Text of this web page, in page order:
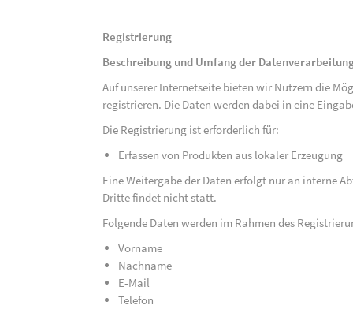
Registrierung
Beschreibung und Umfang der
Auf unserer Internetseite bieten wir Nutzern die
registrieren. Die Daten werden dabei in eine
Die Registrierung ist erforderlich für:
Erfassen von Produkten aus lokaler Erzeugung
Eine Weitergabe der Daten erfolgt nur an interne
Dritte findet nicht statt.
Folgende Daten werden im Rahmen des
Vorname
Nachname
E-Mail
Telefon